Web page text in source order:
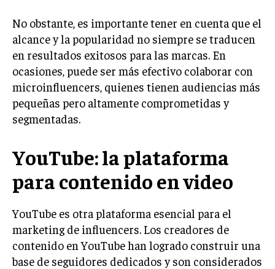
LIDERAZGO
HABILIDADES DIRECTIVAS
PLANIFICACIÓN EMPRESARIAL
FINANZAS
GESTIÓN DE RECURSOS FINANCIEROS
INVERSIONES Y MERCADOS FINANCIEROS
ECONOMÍA EMPRESARIAL
INTERNACIONAL
NEGOCIOS INTERNACIONALES
No obstante, es importante tener en cuenta que el
alcance y la popularidad no siempre se traducen
en resultados exitosos para las marcas. En
ocasiones, puede ser más efectivo colaborar con
microinfluencers, quienes tienen audiencias más
pequeñas pero altamente comprometidas y
segmentadas.
YouTube: la plataforma
para contenido en video
YouTube es otra plataforma esencial para el
marketing de influencers. Los creadores de
contenido en YouTube han logrado construir una
base de seguidores dedicados y son considerados